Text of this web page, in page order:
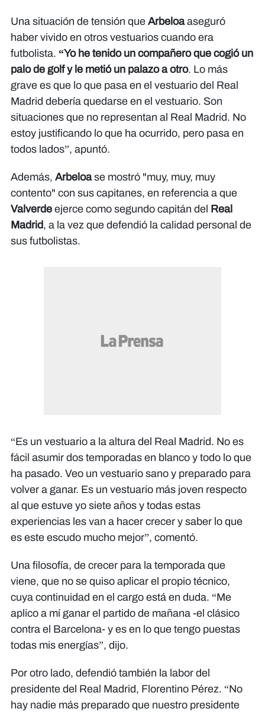
Una situación de tensión que Arbeloaaseguró
haber vivido en otros vestuarios cuando era
futbolista. “Yo he tenido un compañero que cogió un
palo de golf y le metió un palazo a otro. Lo más
grave es que lo que pasa en el vestuario del Real
Madrid debería quedarse en el vestuario. Son
situaciones que no representan al Real Madrid. No
estoy justificando lo que ha ocurrido, pero pasa en
todos lados”, apuntó.
Además, Arbeloase mostró "muy, muy, muy
contento" con sus capitanes, en referencia a que
Valverde ejerce como segundo capitán del
Real
Madrid, a la vez que defendió la calidad personal de
sus futbolistas.
“Es un vestuario a la altura del Real Madrid. No es
fácil asumir dos temporadas en blanco y todo lo que
ha pasado. Veo un vestuario sano y preparado para
volver a ganar. Es un vestuario más joven respecto
al que estuve yo siete años y todas estas
experiencias les van a hacer crecer y saber lo que
es este escudo mucho mejor”, comentó.
Una filosofía, de crecer para la temporada que
viene, que no se quiso aplicar el propio técnico,
cuya continuidad en el cargo está en duda. “Me
aplico a mí ganar el partido de mañana -el clásico
contra el Barcelona- y es en lo que tengo puestas
todas mis energías”, dijo.
Por otro lado, defendió también la labor del
presidente del Real Madrid, Florentino Pérez. “No
hay nadie más preparado que nuestro presidente